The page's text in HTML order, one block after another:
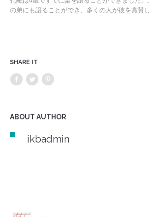
の弟にも譲ることができ、多くの人が彼を賞賛し
SHARE IT
ABOUT AUTHOR
ikbadmin